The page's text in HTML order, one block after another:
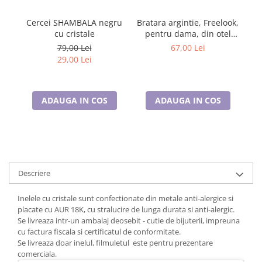
Cadouri pentru Sfânta Maria
Cercei SHAMBALA negru
cu cristale
79,00 Lei
29,00 Lei
ADAUGA IN COS
Bratara argintie, Freelook,
pentru dama, din otel
inoxidabil, FRJ.3.3093-4
67,00 Lei
ADAUGA IN COS
Descriere
Inelele cu cristale sunt confectionate din metale anti-alergice si
placate cu AUR 18K, cu stralucire de lunga durata si anti-alergic.
Se livreaza intr-un ambalaj deosebit - cutie de bijuterii, impreuna
cu factura fiscala si certificatul de conformitate.
Se livreaza doar inelul, filmuletul este pentru prezentare
comerciala.